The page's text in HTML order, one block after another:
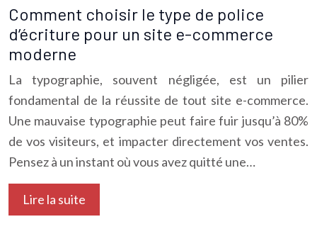
Comment choisir le type de police
d’écriture pour un site e-commerce
moderne
La typographie, souvent négligée, est un pilier
fondamental de la réussite de tout site e-commerce.
Une mauvaise typographie peut faire fuir jusqu’à 80%
de vos visiteurs, et impacter directement vos ventes.
Pensez à un instant où vous avez quitté une…
Lire la suite